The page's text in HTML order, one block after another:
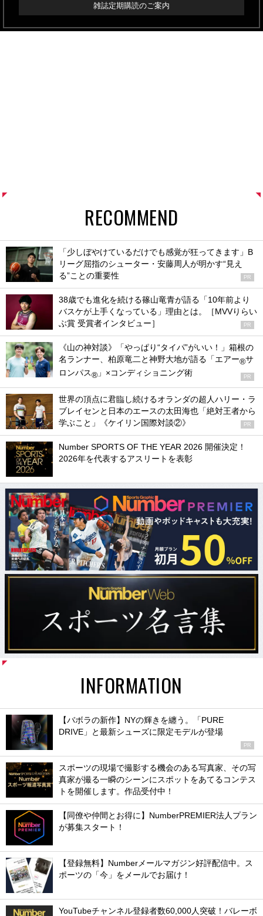
雑誌定期購読のご案内
RECOMMEND
「少しぼやけているだけでも感覚が狂ってきます」B
リーグ屈指のシューター・安藤周人が明かす“見え
る”ことの重要性
PR
38歳でも進化を続ける篠山竜青が語る「10年前より
バスケが上手くなっている」理由とは。［MVVりらい
ぶ賞 受賞者インタビュー］
PR
《山の神対談》「やっぱり“タイパ”がいい！」箱根の
名ランナー、柏原竜二と神野大地が語る「エアー®サ
ロンパス® 」×コンディショニング術 PR
世界の頂点に君臨し続けるオランダの超人ハリー・ラ
ブレイセンと日本のエースの太田海也「絶対王者から
学ぶこと」《ケイリン国際対談②》
PR
Number SPORTS OF THE YEAR 2026 開催決定！
2026年を代表するアスリートを表彰
INFORMATION
【バボラの新作】NYの輝きを纏う。「PURE
DRIVE」と最新シューズに限定モデルが登場
PR
スポーツの現場で撮影する機会のある写真家、その写
真家が撮る一瞬のシーンにスポットをあてるコンテス
トを開催します。作品受付中！
【同僚や仲間とお得に】NumberPREMIER法人プラン
が募集スタート！
【登録無料】Numberメールマガジン好評配信中。ス
ポーツの「今」をメールでお届け！
YouTubeチャンネル登録者数60,000人突破！バレーボ